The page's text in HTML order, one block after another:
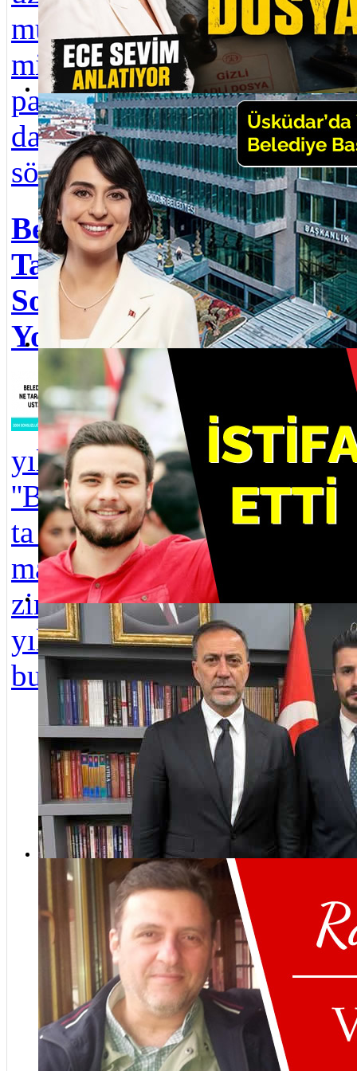
Üsküdar Belediye Başkanı Sinem Dedetaş yolsuzluk
Üsküdar CHP İlçe Başkanı Berk Tütüncü istifa etti
Mustafa Gider, MHP Üsküdar İlçe Başkanı olarak atandı
Rasim Şen vefat etti
müteahhitlerle 1
milyar lirayı aşan
paravan
danışmanlık
sözleşmeleri ...
Belediye Ne Taraf
Ta Usta! 2004
Sonsuzluğa
Yolculuk
Seri halinde
1984
yılından başlayan
''Belediye ne taraf
ta usta'' başlıklı
makaleler
zincirinde 2004
yılına gelmiş
bulun...
dair
için